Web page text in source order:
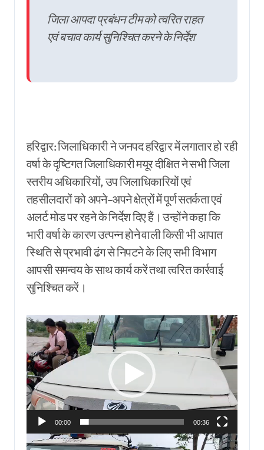
जिला आपदा प्रबंधन टीम को त्वरित राहत
एवं बचाव कार्य सुनिश्चित करने के निर्देश
हरिद्वार: जिलाधिकारी ने जनपद हरिद्वार में लगातार हो रही
वर्षा के दृष्टिगत जिलाधिकारी मयूर दीक्षित ने सभी जिला
स्तरीय अधिकारियों, उप जिलाधिकारियों एवं
तहसीलदारों को अपने-अपने क्षेत्रों में पूर्ण सतर्कता एवं
अलर्ट मोड पर रहने के निर्देश दिए हैं। उन्होंने कहा कि
भारी वर्षा के कारण उत्पन्न होने वाली किसी भी आपात
स्थिति से प्रभावी ढंग से निपटने के लिए सभी विभाग
आपसी समन्वय के साथ कार्य करें तथा त्वरित कार्रवाई
सुनिश्चित करें।
Video
Player
00:00 00:36
Video